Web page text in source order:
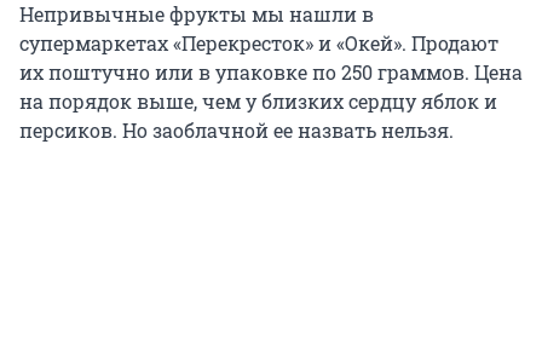
Непривычные фрукты мы нашли в
супермаркетах «Перекресток» и «Окей». Продают
их поштучно или в упаковке по 250 граммов. Цена
на порядок выше, чем у близких сердцу яблок и
персиков. Но заоблачной ее назвать нельзя.